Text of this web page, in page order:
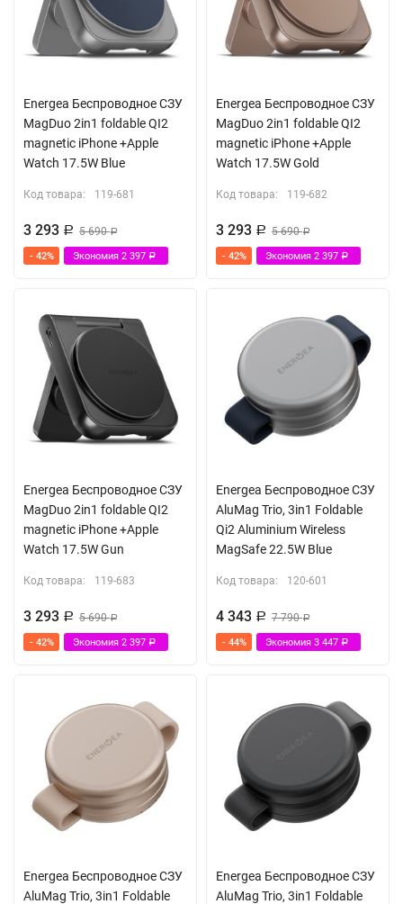
Energea Беспроводное СЗУ
MagDuo 2in1 foldable QI2
magnetic iPhone +Apple
Watch 17.5W Blue
Код товара: 119-681
3 293 Р 5 690Р
- 42% Экономия 2 397 Р
Energea Беспроводное СЗУ
MagDuo 2in1 foldable QI2
magnetic iPhone +Apple
Watch 17.5W Gold
Код товара: 119-682
3 293 Р 5 690Р
- 42% Экономия 2 397 Р
Energea Беспроводное СЗУ
MagDuo 2in1 foldable QI2
magnetic iPhone +Apple
Watch 17.5W Gun
Код товара: 119-683
3 293 Р 5 690Р
- 42% Экономия 2 397 Р
Energea Беспроводное СЗУ
AluMag Trio, 3in1 Foldable
Qi2 Aluminium Wireless
MagSafe 22.5W Blue
Код товара: 120-601
4 343 Р 7 790Р
- 44% Экономия 3 447 Р
Energea Беспроводное СЗУ
AluMag Trio, 3in1 Foldable
Energea Беспроводное СЗУ
AluMag Trio, 3in1 Foldable